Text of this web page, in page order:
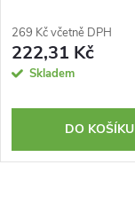
269 Kč včetně DPH
222,31 Kč
Skladem
DO KOŠÍKU